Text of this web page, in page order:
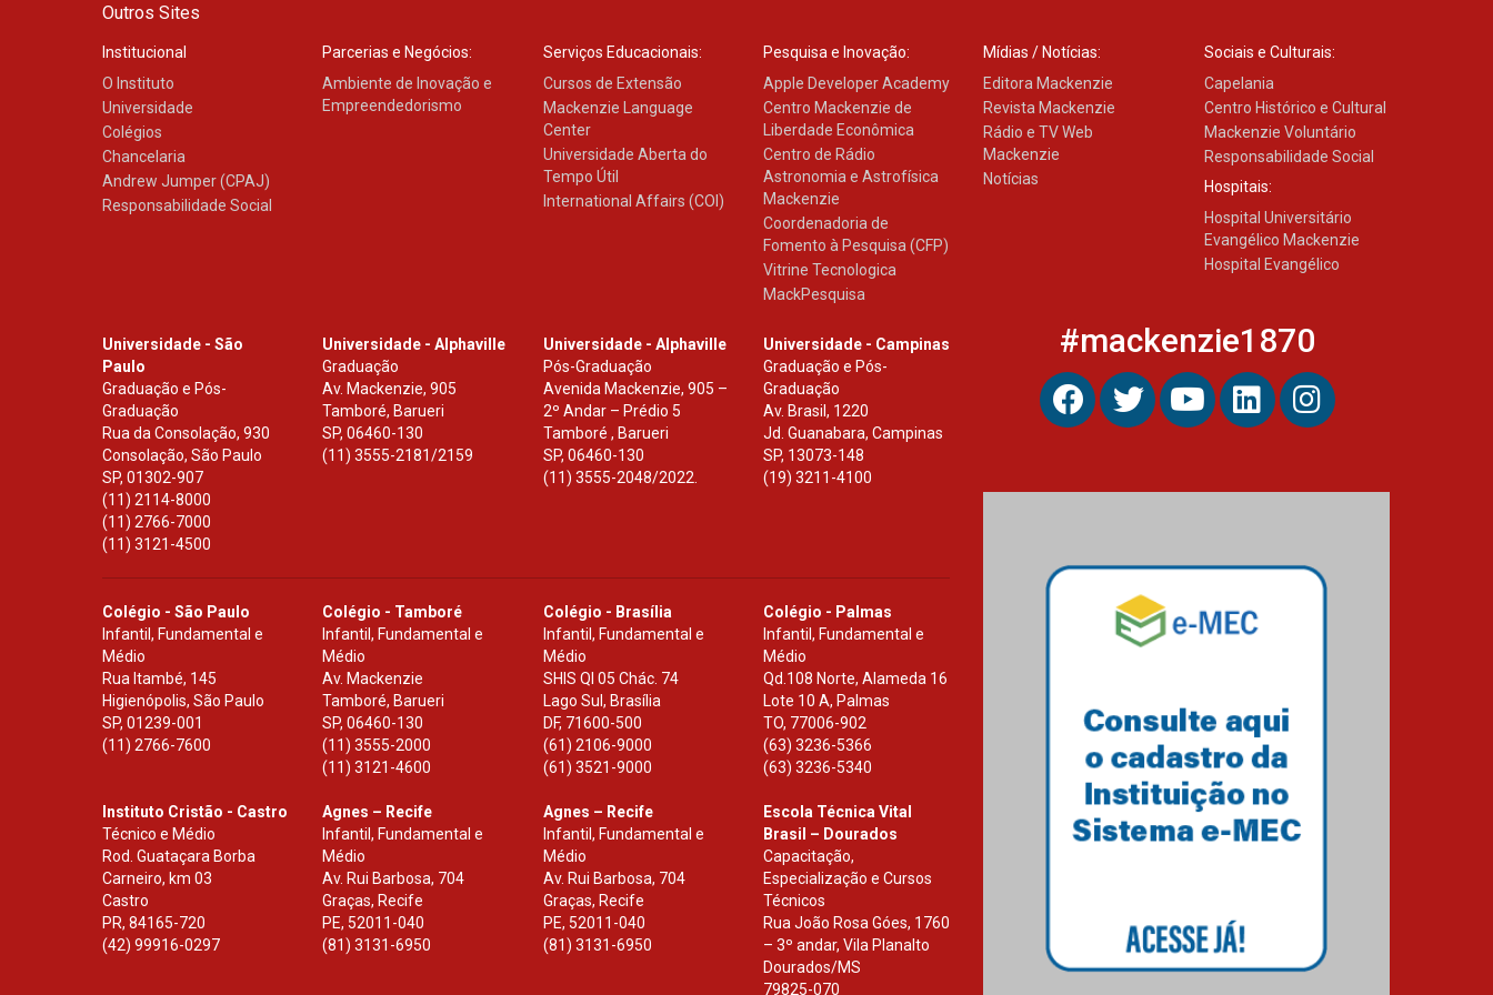
Outros Sites
Institucional
O Instituto
Universidade
Colégios
Chancelaria
Andrew Jumper (CPAJ)
Responsabilidade Social
Parcerias e Negócios:
Ambiente de Inovação e
Empreendedorismo
Serviços Educacionais:
Cursos de Extensão
Mackenzie Language
Center
Universidade Aberta do
Tempo Útil
International Affairs (COI)
Pesquisa e Inovação:
Apple Developer Academy
Centro Mackenzie de
Liberdade Econômica
Centro de Rádio
Astronomia e Astrofísica
Mackenzie
Coordenadoria de
Fomento à Pesquisa (CFP)
Vitrine Tecnologica
MackPesquisa
Mídias / Notícias:
Editora Mackenzie
Revista Mackenzie
Rádio e TV Web
Mackenzie
Notícias
Sociais e Culturais:
Capelania
Centro Histórico e Cultural
Mackenzie Voluntário
Responsabilidade Social
Hospitais:
Hospital Universitário
Evangélico Mackenzie
Hospital Evangélico
Universidade - São
Paulo
Graduação e Pós-
Graduação
Rua da Consolação, 930
Consolação, São Paulo
SP, 01302-907
(11) 2114-8000
(11) 2766-7000
(11) 3121-4500
Universidade - Alphaville
Graduação
Av. Mackenzie, 905
Tamboré, Barueri
SP,06460-130
(11) 3555-2181/2159
Universidade - Alphaville
Pós-Graduação
Avenida Mackenzie, 905 –
2º Andar – Prédio 5
Tamboré , Barueri
SP, 06460-130
(11) 3555-2048/2022.
Universidade - Campinas
Graduação e Pós-
Graduação
Av. Brasil, 1220
Jd. Guanabara, Campinas
SP, 13073-148
(19) 3211-4100
Colégio - São Paulo
Infantil, Fundamental e
Médio
Rua Itambé, 145
Higienópolis, São Paulo
SP, 01239-001
(11) 2766-7600
Colégio - Tamboré
Infantil, Fundamental e
Médio
Av. Mackenzie
Tamboré, Barueri
SP,06460-130
(11) 3555-2000
(11) 3121-4600
Colégio - Brasília
Infantil, Fundamental e
Médio
SHIS Ql 05 Chác. 74
Lago Sul, Brasília
DF, 71600-500
(61) 2106-9000
(61) 3521-9000
Colégio - Palmas
Infantil, Fundamental e
Médio
Qd.108 Norte, Alameda 16
Lote 10 A, Palmas
TO, 77006-902
(63) 3236-5366
(63) 3236-5340
Instituto Cristão - Castro
Técnico e Médio
Rod. Guataçara Borba
Carneiro, km 03
Castro
PR, 84165-720
(42) 99916-0297
Agnes – Recife
Infantil, Fundamental e
Médio
Av. Rui Barbosa, 704
Graças, Recife
PE, 52011-040
(81) 3131-6950
Agnes – Recife
Infantil, Fundamental e
Médio
Av. Rui Barbosa, 704
Graças, Recife
PE, 52011-040
(81) 3131-6950
Escola Técnica Vital
Brasil – Dourados
Capacitação,
Especialização e Cursos
Técnicos
Rua João Rosa Góes, 1760
– 3º andar, Vila Planalto
Dourados/MS
79825-070
#mackenzie1870